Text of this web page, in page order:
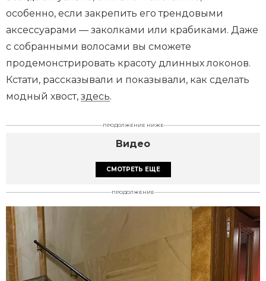
особенно, если закрепить его трендовыми
аксессуарами — заколками или крабиками. Даже
с собранными волосами вы сможете
продемонстрировать красоту длинных локонов.
Кстати, рассказывали и показывали, как сделать
модный хвост, здесь.
ПРОДОЛЖЕНИЕ НИЖЕ
Видео
СМОТРЕТЬ ЕЩЕ
ПРОДОЛЖЕНИЕ